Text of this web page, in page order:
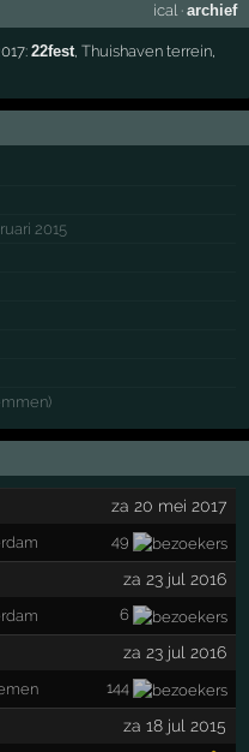
ical· archief
22fest,Thuishaven terrein,
2015
za 20 mei 2017
49
za 23 jul 2016
6
za 23 jul 2016
144
za 18 jul 2015